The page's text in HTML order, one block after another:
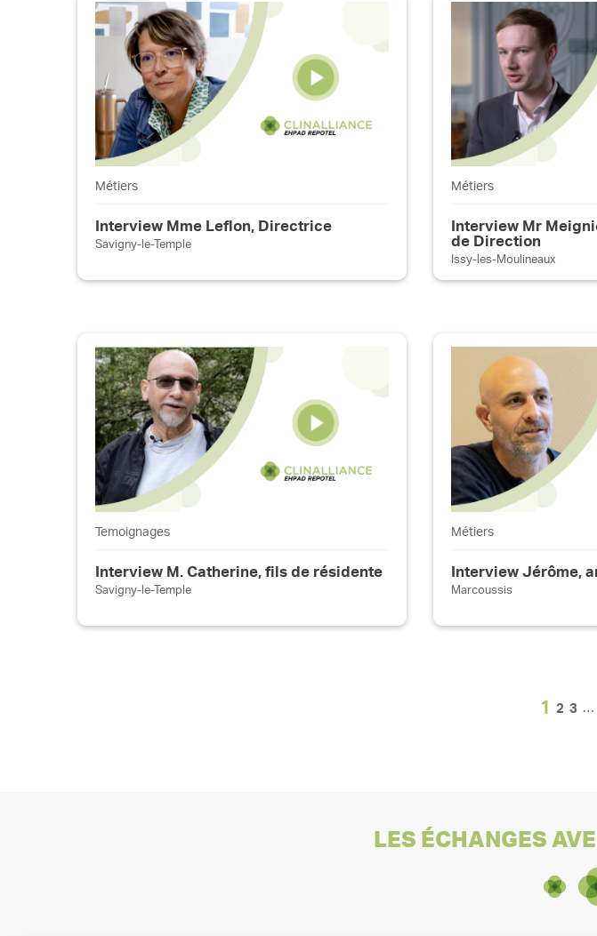
Métiers
Interview Mme Leflon, Directrice
Savigny-le-Temple
Métiers
Interview Mr
de Direction
Issy-les-Moulineaux
Temoignages
Interview M. Catherine, fils de résidente
Savigny-le-Temple
Métiers
Interview Jérôme,
Marcoussis
1 2 3 …
LES ÉCHANGES